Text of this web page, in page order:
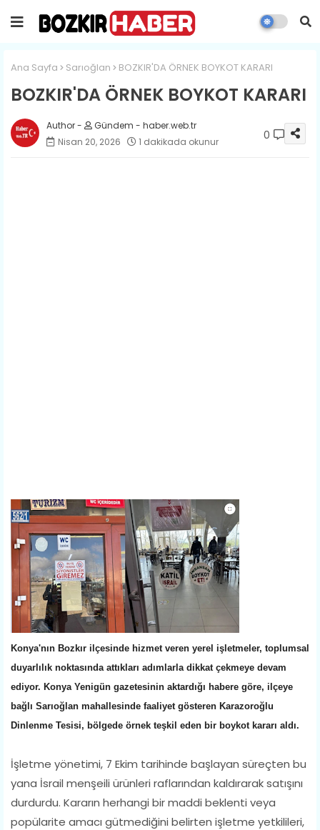
Ana Sayfa Sarıoğlan BOZKIR'DA ÖRNEK BOYKOT KARARI
BOZKIR'DA ÖRNEK BOYKOT KARARI
Gündem - haber.web.tr
Nisan 20, 2026
1 dakikada okunur 0
Konya'nın Bozkır ilçesinde hizmet veren yerel işletmeler, toplumsal
duyarlılık noktasında attıkları adımlarla dikkat çekmeye devam
ediyor. Konya Yenigün gazetesinin aktardığı habere göre, ilçeye
bağlı Sarıoğlan mahallesinde faaliyet gösteren Karazoroğlu
Dinlenme Tesisi, bölgede örnek teşkil eden bir boykot kararı aldı.
İşletme yönetimi, 7 Ekim tarihinde başlayan süreçten bu
yana İsrail menşeili ürünleri raflarından kaldırarak satışını
durdurdu. Kararın herhangi bir maddi beklenti veya
popülarite amacı gütmediğini belirten işletme yetkilileri,